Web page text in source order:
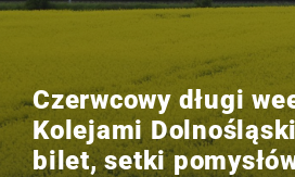
Czerwcowy długi
Kolejami
bilet, setki